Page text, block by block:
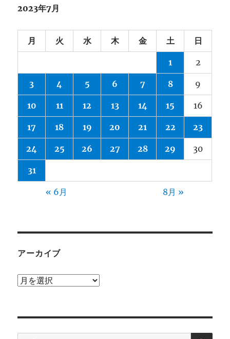
2023年7月
月 火 水 木 金 土 日
1 2
3 4 5 6 7 8 9
10 11 12 13 14 15 16
17 18 19 20 21 22 23
24 25 26 27 28 29 30
31
« 6月 8月 »
アーカイブ
ア
検